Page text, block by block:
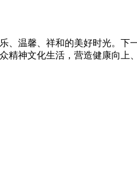
温馨、祥和的美好时光。下
神文化生活，营造健康向上